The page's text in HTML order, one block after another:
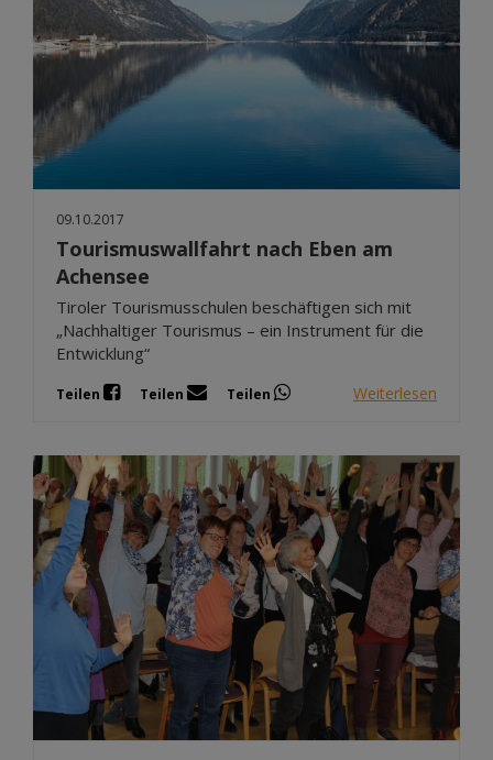
09.10.2017
Tourismuswallfahrt nach Eben am
Achensee
Tiroler Tourismusschulen beschäftigen sich mit
„Nachhaltiger Tourismus – ein Instrument für die
Entwicklung“
Teilen Teilen Teilen Weiterlesen